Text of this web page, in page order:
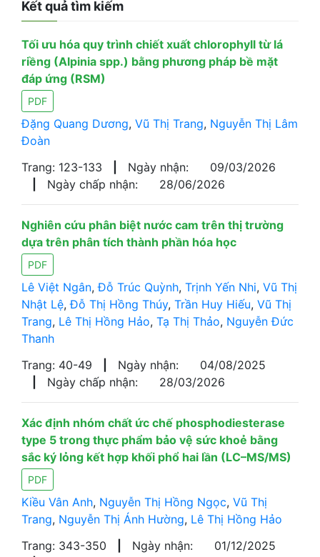
Kết quả tìm kiếm
Tối ưu hóa quy trình chiết xuất chlorophyll từ lá
riềng (Alpinia spp.) bằng phương pháp bề mặt
đáp ứng (RSM)
PDF
Đặng Quang Dương, Vũ Thị Trang, Nguyễn Thị Lâm
Đoàn
Trang: 123-133
Ngày nhận:
09/03/2026
Ngày chấp nhận: 28/06/2026
Nghiên cứu phân biệt nước cam trên thị trường
dựa trên phân tích thành phần hóa học
PDF
Lê Việt Ngân,Đỗ Trúc Quỳnh, Trịnh Yến Nhi, Vũ Thị
Nhật Lệ,Đỗ Thị Hồng Thúy, Trần Huy Hiếu, Vũ Thị
Trang, Lê Thị Hồng Hảo, Tạ Thị Thảo, Nguyễn Đức
Thanh
Trang: 40-49
Ngày nhận:
04/08/2025
Ngày chấp nhận: 28/03/2026
Xác định nhóm chất ức chế phosphodiesterase
type 5 trong thực phẩm bảo vệ sức khoẻ bằng
sắc ký lỏng kết hợp khối phổ hai lần (LC–MS/MS)
PDF
Kiều Vân Anh, Nguyễn Thị Hồng Ngọc, Vũ Thị
Trang, Nguyễn Thị Ánh Hường, Lê Thị Hồng Hảo
Trang: 343-350
Ngày nhận:
01/12/2025